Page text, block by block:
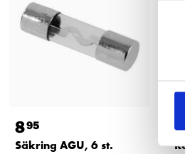
895
Säkring AGU, 6 st.
7